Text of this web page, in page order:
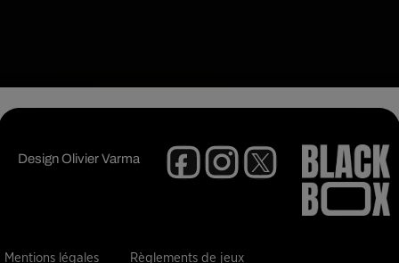
DesignOlivier Varma
Mentions légales Règlements de jeux